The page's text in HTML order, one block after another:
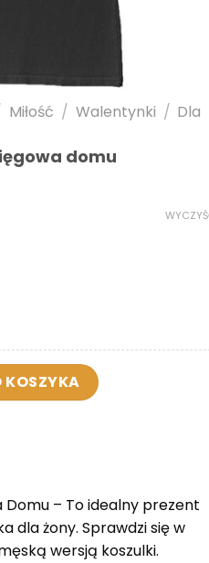
Miłość / Walentynki / Dla
domu
domu
KOSZYKA
Domu – To idealny prezent
dla żony. Sprawdzi się w
wersją koszulki.